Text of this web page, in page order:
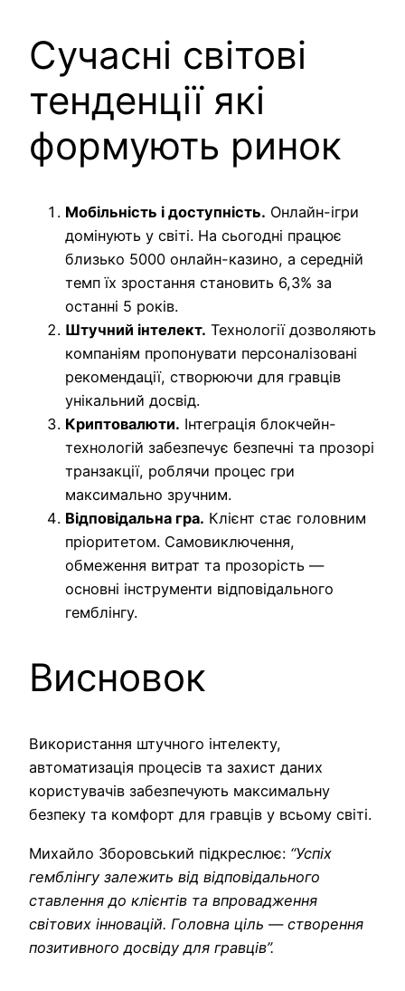
Сучасні світові
тенденції які
формують ринок
Мобільність і доступність. Онлайн-ігри
домінують у світі. На сьогодні працює
близько 5000 онлайн-казино, а середній
темп їх зростання становить 6,3% за
останні 5 років.
Штучний інтелект. Технології дозволяють
компаніям пропонувати персоналізовані
рекомендації, створюючи для гравців
унікальний досвід.
Криптовалюти. Інтеграція блокчейн-
технологій забезпечує безпечні та прозорі
транзакції, роблячи процес гри
максимально зручним.
Відповідальна гра. Клієнт стає головним
пріоритетом. Самовиключення,
обмеження витрат та прозорість —
основні інструменти відповідального
гемблінгу.
Висновок
Використання штучного інтелекту,
автоматизація процесів та захист даних
користувачів забезпечують максимальну
безпеку та комфорт для гравців у всьому світі.
Михайло Зборовський підкреслює: “Успіх
гемблінгу залежить від відповідального
ставлення до клієнтів та впровадження
світових інновацій. Головна ціль — створення
позитивного досвіду для гравців”.